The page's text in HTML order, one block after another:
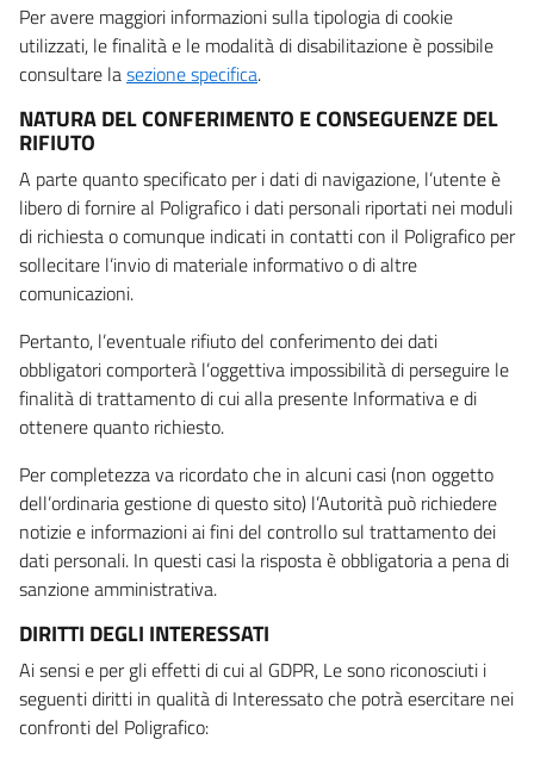
Per avere maggiori informazioni sulla tipologia di cookie
utilizzati, le finalità e le modalità di disabilitazione è possibile
consultare lasezione specifica.
NATURA DEL CONFERIMENTO E CONSEGUENZE DEL
RIFIUTO
A parte quanto specificato per i dati di navigazione, l’utente è
libero di fornire al Poligrafico i dati personali riportati nei moduli
di richiesta o comunque indicati in contatti con il Poligrafico per
sollecitare l’invio di materiale informativo o di altre
comunicazioni.
Pertanto, l’eventuale rifiuto del conferimento dei dati
obbligatori comporterà l’oggettiva impossibilità di perseguire le
finalità di trattamento di cui alla presente Informativa e di
ottenere quanto richiesto.
Per completezza va ricordato che in alcuni casi (non oggetto
dell’ordinaria gestione di questo sito) l’Autorità può richiedere
notizie e informazioni ai fini del controllo sul trattamento dei
dati personali. In questi casi la risposta è obbligatoria a pena di
sanzione amministrativa.
DIRITTI DEGLI INTERESSATI
Ai sensi e per gli effetti di cui al GDPR, Le sono riconosciuti i
seguenti diritti in qualità di Interessato che potrà esercitare nei
confronti del Poligrafico: